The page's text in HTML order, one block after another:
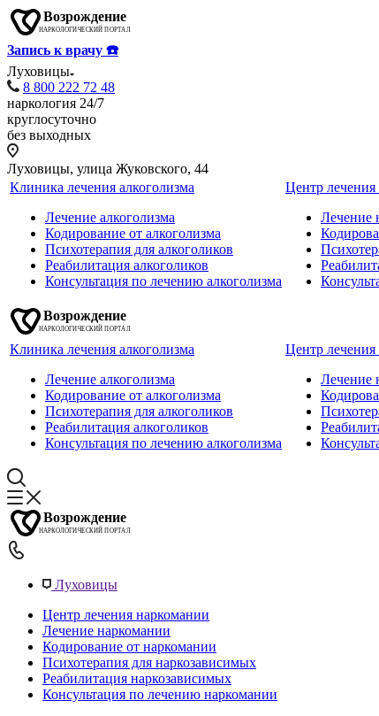
Запись к врачу ☎️
Луховицы
8 800 222 72 48
наркология 24/7
круглосуточно
без выходных
Луховицы, улица Жуковского, 44
Клиника лечения алкоголизма
Лечение алкоголизма
Кодирование от алкоголизма
Психотерапия для алкоголиков
Реабилитация алкоголиков
Консультация по лечению алкоголизма
Центр
Лечение
Клиника лечения алкоголизма
Лечение алкоголизма
Кодирование от алкоголизма
Психотерапия для алкоголиков
Реабилитация алкоголиков
Консультация по лечению алкоголизма
Центр
Лечение
Луховицы
Центр лечения наркомании
Лечение наркомании
Кодирование от наркомании
Психотерапия для наркозависимых
Реабилитация наркозависимых
Консультация по лечению наркомании